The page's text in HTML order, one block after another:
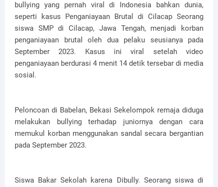
bullying yang pernah viral di Indonesia bahkan dunia,
seperti kasus Penganiayaan Brutal di Cilacap Seorang
siswa SMP di Cilacap, Jawa Tengah, menjadi korban
penganiayaan brutal oleh dua pelaku seusianya pada
September 2023. Kasus ini viral setelah video
penganiayaan berdurasi 4 menit 14 detik tersebar di media
sosial.
Peloncoan di Babelan, Bekasi Sekelompok remaja diduga
melakukan bullying terhadap juniornya dengan cara
memukul korban menggunakan sandal secara bergantian
pada September 2023.
Siswa Bakar Sekolah karena Dibully. Seorang siswa di